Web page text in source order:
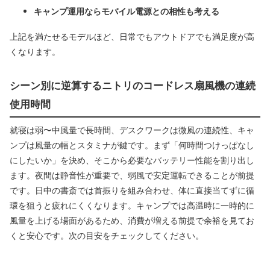
キャンプ運用ならモバイル電源との相性も考える
上記を満たせるモデルほど、日常でもアウトドアでも満足度が高
くなります。
シーン別に逆算するニトリのコードレス扇風機の連続
使用時間
就寝は弱〜中風量で長時間、デスクワークは微風の連続性、キャ
ンプは風量の幅とスタミナが鍵です。まず「何時間つけっぱなし
にしたいか」を決め、そこから必要なバッテリー性能を割り出し
ます。夜間は静音性が重要で、弱風で安定運転できることが前提
です。日中の書斎では首振りを組み合わせ、体に直接当てずに循
環を狙うと疲れにくくなります。キャンプでは高温時に一時的に
風量を上げる場面があるため、消費が増える前提で余裕を見てお
くと安心です。次の目安をチェックしてください。